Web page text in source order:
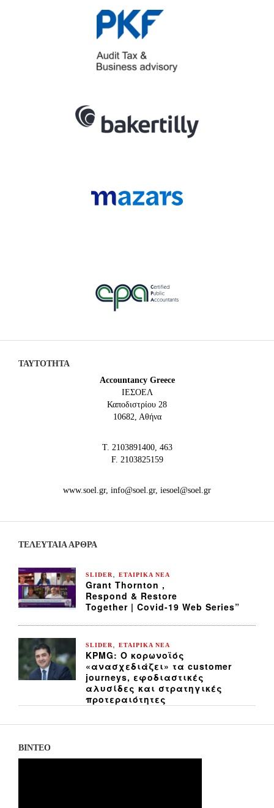
ΤΑΥΤΟΤΗΤΑ
Accountancy Greece
IEΣΟΕΛ
Καποδιστρίου 28
10682, Αθήνα
Τ. 2103891400, 463
F. 2103825159
www.soel.gr, info@soel.gr, iesoel@soel.gr
ΤΕΛΕΥΤΑΙΑ ΆΡΘΡΑ
SLIDER ΕΤΑΙΡΙΚΑ ΝΕΑ
Grant Thornton ,
Respond & Restore
Together | Covid-19 Web Series”
SLIDER ΕΤΑΙΡΙΚΑ ΝΕΑ
KPMG: Ο κορωνοϊός
«ανασχεδιάζει» τα customer
journeys, εφοδιαστικές
αλυσίδες και στρατηγικές
προτεραιότητες
ΒΙΝΤΕΟ